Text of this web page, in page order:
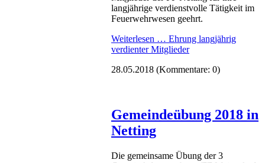
langjährige verdienstvolle Tätigkeit im
Feuerwehrwesen geehrt.
Weiterlesen … Ehrung langjährig
verdienter Mitglieder
28.05.2018 (Kommentare: 0)
Gemeindeübung 2018 in
Netting
Die gemeinsame Übung der 3